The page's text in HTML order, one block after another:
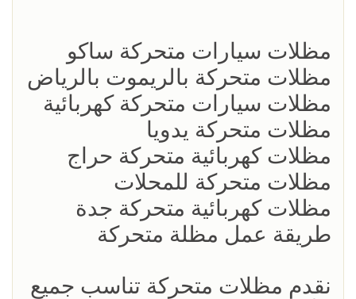
مظلات سيارات متحركة ساكو
مظلات متحركة بالريموت بالرياض
مظلات سيارات متحركة كهربائية
مظلات متحركة يدويا
مظلات كهربائية متحركة حراج
مظلات متحركة للمحلات
مظلات كهربائية متحركة جدة
طريقة عمل مظلة متحركة
نقدم مظلات متحركة تناسب جميع